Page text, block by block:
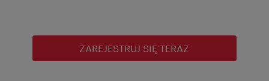
ZAREJESTRUJ SIĘ TERAZ